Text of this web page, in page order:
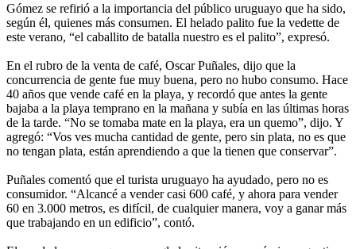
Gómez se refirió a la importancia del público uruguayo que ha sido,
según él, quienes más consumen. El helado palito fue la vedette de
este verano, “el caballito de batalla nuestro es el palito”, expresó.
En el rubro de la venta de café, Oscar Puñales, dijo que la
concurrencia de gente fue muy buena, pero no hubo consumo. Hace
40 años que vende café en la playa, y recordó que antes la gente
bajaba a la playa temprano en la mañana y subía en las últimas horas
de la tarde. “No se tomaba mate en la playa, era un quemo”, dijo. Y
agregó: “Vos ves mucha cantidad de gente, pero sin plata, no es que
no tengan plata, están aprendiendo a que la tienen que conservar”.
Puñales comentó que el turista uruguayo ha ayudado, pero no es
consumidor. “Alcancé a vender casi 600 café, y ahora para vender
60 en 3.000 metros, es difícil, de cualquier manera, voy a ganar más
que trabajando en un edificio”, contó.